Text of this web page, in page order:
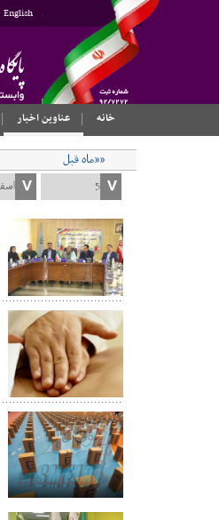
English
خانه
عناوین اخبار
««ماه قبل